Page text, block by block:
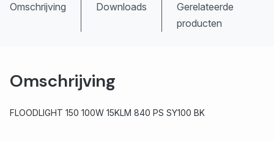
Omschrijving Downloads
Gerelateerde
producten
Omschrijving
FLOODLIGHT 150 100W 15KLM 840 PS SY100 BK